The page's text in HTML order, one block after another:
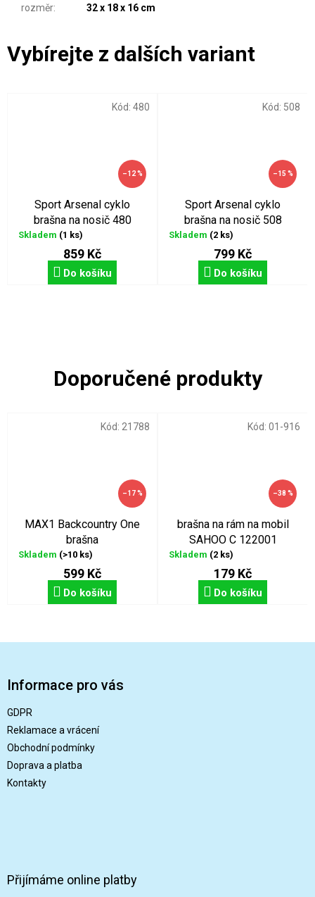
–17 %
MAX1 Backcountry One
brašna
Skladem (>10 ks)
599 Kč
Do košíku
Kód: 21788
–38 %
brašna na rám na mobil
SAHOO C 122001
Skladem (2 ks)
179 Kč
Do košíku
Kód: 01-916
rozměr: 32 x 18 x 16 cm
–12 %
Sport Arsenal cyklo
brašna na nosič 480
Skladem (1 ks)
859 Kč
Do košíku
Kód: 480
–15 %
Sport Arsenal cyklo
brašna na nosič 508
Skladem (2 ks)
799 Kč
Do košíku
Kód: 508
Informace pro vás
GDPR
Reklamace a vrácení
Obchodní podmínky
Doprava a platba
Kontakty
Přijímáme online platby